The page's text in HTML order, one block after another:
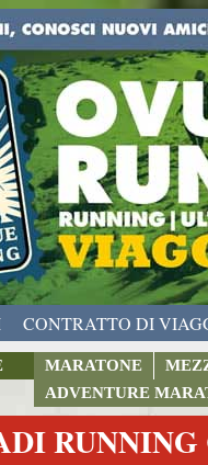
CONTRATTO DI
MARATONE
ADVENTURE
RUNNING